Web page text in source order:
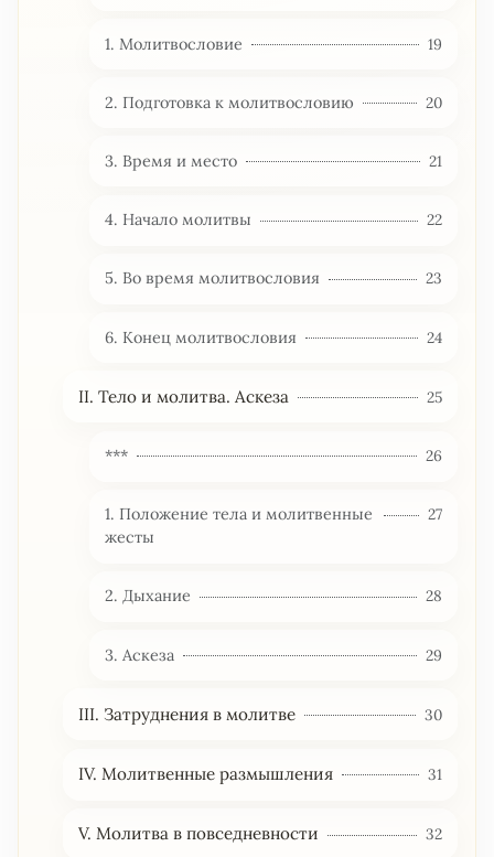
1. Молитвословие 19
2. Подготовка к молитвословию 20
3. Время и место 21
4. Начало молитвы 22
5. Во время молитвословия 23
6. Конец молитвословия 24
II. Тело и молитва. Аскеза 25
*** 26
1. Положение тела и молитвенные
жесты
27
2. Дыхание 28
3. Аскеза 29
III. Затруднения в молитве 30
IV. Молитвенные размышления 31
V. Молитва в повседневности 32